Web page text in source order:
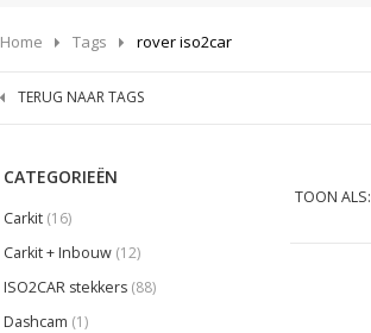
Home Tags rover iso2car
TERUG NAAR TAGS
CATEGORIEËN
Carkit (16)
Carkit + Inbouw (12)
ISO2CAR stekkers (88)
Dashcam (1)
TOON ALS: